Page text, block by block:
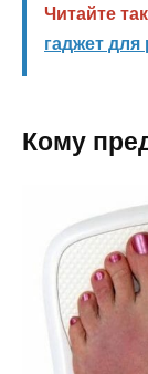
Читайте
гаджет для
Кому